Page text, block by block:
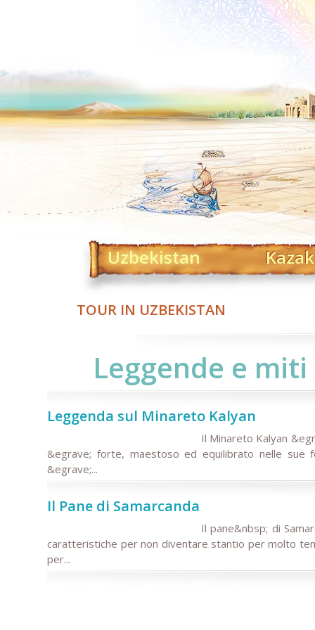
Uzbekistan
TOUR IN UZBEKISTAN
Leggende e
Leggenda sul Minareto Kalyan
Il Minareto Kalyan
&egrave; forte, maestoso ed equilibrato nelle sue
&egrave;...
Il Pane di Samarcanda
Il pane&nbsp; di
caratteristiche per non diventare stantio per molto
per...